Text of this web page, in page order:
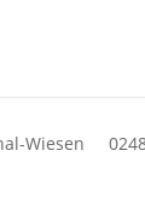
Wiesen